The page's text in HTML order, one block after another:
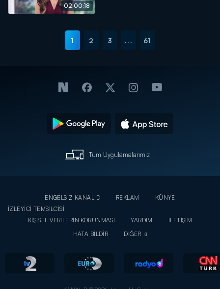
02:00:18
1 2 3 ... 61
Tüm Uygulamalarımız
ENGELSİZ KANAL D REKLAM
KÜNYE
İZLEYİCİ TEMSİLCİSİ
KİŞİSEL VERİLERİN KORUNMASI
YARDIM
İLETİŞİM
HATA BİLDİR
DİĞER